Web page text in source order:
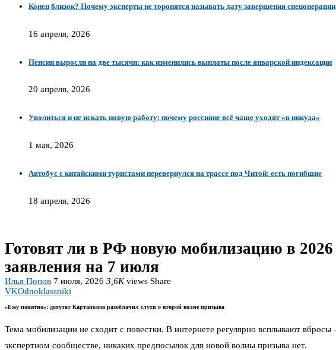
Конец близок? Почему эксперты не торопятся называть дату завершения спецоперации
16 апреля, 2026
Пенсии выросли на две тысячи: как изменились выплаты после январской индексации
20 апреля, 2026
Уволиться и не искать новую работу: почему россияне всё чаще уходят «в никуда»
1 мая, 2026
Автобус с китайскими туристами перевернулся на трассе под Читой: есть погибшие
18 апреля, 2026
Готовят ли в РФ новую мобилизацию в 2026
заявления на 7 июля
Илья Попов 7 июля, 2026 3,6Kviews Share
VKOdnoklassniki
«Ежу понятно»: депутат Картаполов разоблачил слухи о второй волне призыва
Тема мобилизации не сходит с повестки. В интернете регулярно всплывают
экспертном сообществе, никаких предпосылок для новой волны призыва нет.